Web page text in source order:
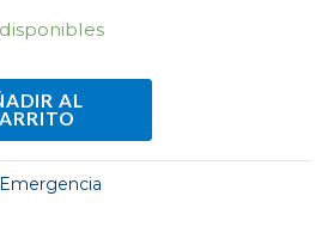
AL
Emergencia